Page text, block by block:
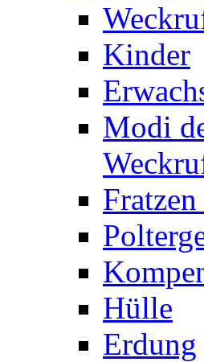
Kinder
Modi
Fratzen
Hülle
Erdung